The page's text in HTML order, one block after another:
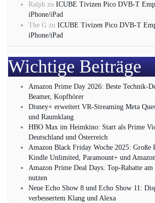
Ralph zu ICUBE Tivizen Pico DVB-T
iPhone/iPad
The G zu ICUBE Tivizen Pico DVB-T
iPhone/iPad
Wichtige Beiträge
Amazon Prime Day 2026: Beste Technik-
Beamer, Kopfhörer
Disney+ erweitert VR‑Streaming Meta
und Raumklang
HBO Max im Heimkino: Start als Prime
Deutschland und Österreich
Amazon Black Friday Woche 2025: Große
Kindle Unlimited, Paramount+ und
Amazon Prime Deal Days: Top-Rabatte
nutzen
Neue Echo Show 8 und Echo Show 11:
verbessertem Klang und Alexa